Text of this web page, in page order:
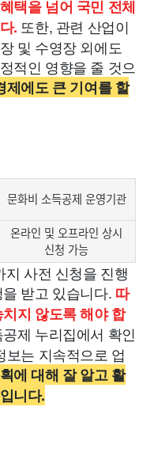
택을 넘어 국민 전체
. 또한, 관련 산업이
및 수영장 외에도
적인 영향을 줄 것으
제에도 큰 기여를 할
문화비 소득공제 운영기관
온라인 및 오프라인 상시
신청 가능
사전 신청을 진행
받고 있습니다. 따
지 않도록 해야 합
제 누리집에서 확인
보는 지속적으로 업
에 대해 잘 알고 활
니다.